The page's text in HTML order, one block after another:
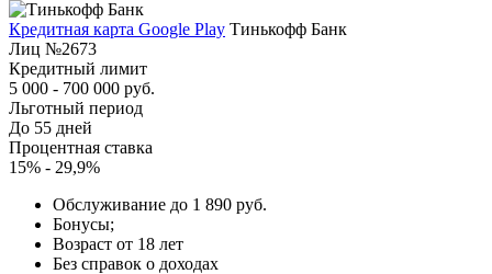
Кредитная карта Google Play Тинькофф Банк
Лиц №2673
Кредитный лимит
5 000 - 700 000 руб.
Льготный период
До 55 дней
Процентная ставка
15% - 29,9%
Обслуживание до 1 890 руб.
Бонусы;
Возраст от 18 лет
Без справок о доходах